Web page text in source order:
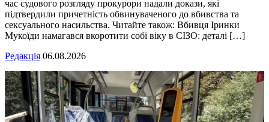
час судового розгляду прокурори надали докази, які
підтвердили причетність обвинуваченого до вбивства та
сексуального насильства. Читайте також: Вбивця Іринки
Мукоїди намагався вкоротити собі віку в СІЗО: деталі […]
Редакція 06.08.2026